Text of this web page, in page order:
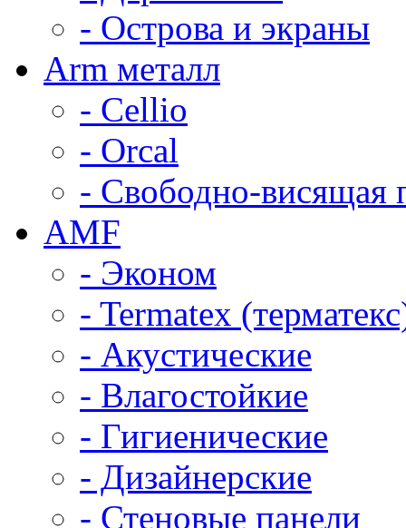
- Острова и экраны
Arm металл
- Cellio
- Orcal
- Свободно-висящая
AMF
- Эконом
- Termatex
- Акустические
- Влагостойкие
- Гигиенические
- Дизайнерские
- Стеновые панели